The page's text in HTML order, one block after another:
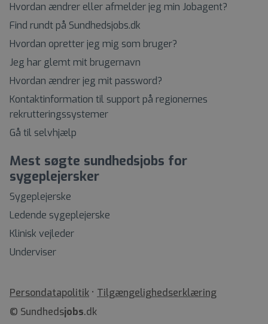
Hvordan ændrer eller afmelder jeg min Jobagent?
Find rundt på Sundhedsjobs.dk
Hvordan opretter jeg mig som bruger?
Jeg har glemt mit brugernavn
Hvordan ændrer jeg mit password?
Kontaktinformation til support på regionernes
rekrutteringssystemer
Gå til selvhjælp
Mest søgte sundhedsjobs for
sygeplejersker
Sygeplejerske
Ledende sygeplejerske
Klinisk vejleder
Underviser
• Tilgængelighedserklæring
© Sundhedsjobs.dk